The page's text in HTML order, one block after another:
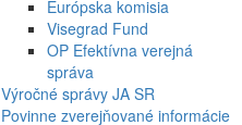
Európska komisia
Visegrad Fund
OP Efektívna verejná
správa
Výročné správy JA SR
Povinne zverejňované informácie